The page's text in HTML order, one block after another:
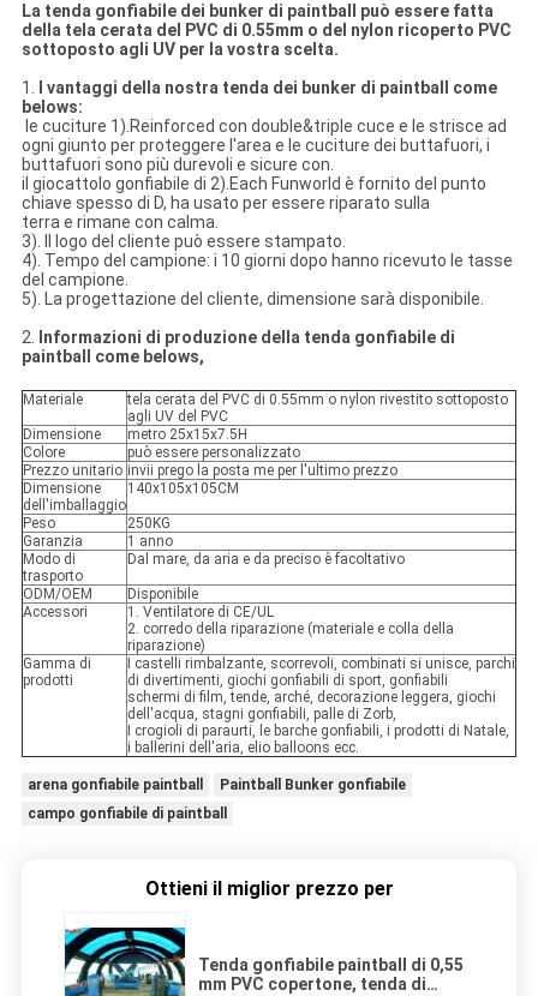
La tenda gonfiabile dei bunker di paintball può essere fatta
della tela cerata del PVC di 0.55mm o del nylon ricoperto PVC
sottoposto agli UV per la vostra scelta.
1.
I vantaggi della nostra tenda dei bunker di paintball come
belows:
le cuciture 1).Reinforced con double&triple cuce e le strisce ad
ogni giunto per proteggere l'area e le cuciture dei buttafuori, i
buttafuori sono più durevoli e sicure con.
il giocattolo gonfiabile di 2).Each Funworld è fornito del punto
chiave spesso di D, ha usato per essere riparato sulla
terra e rimane con calma.
3). Il logo del cliente può essere stampato.
4). Tempo del campione: i 10 giorni dopo hanno ricevuto le tasse
del campione.
5). La progettazione del cliente, dimensione sarà disponibile.
2. Informazioni di produzione della tenda gonfiabile di
paintball come belows,
Materiale
tela cerata del PVC di 0.55mm o nylon rivestito sottoposto
agli UV del PVC
Dimensione
metro 25x15x7.5H
Colore
può essere personalizzato
Prezzo unitario invii prego la posta me per l'ultimo prezzo
Dimensione
dell'imballaggio
140x105x105CM
Peso
250KG
Garanzia
1 anno
Modo di
trasporto
Dal mare, da aria e da preciso è facoltativo
ODM/OEM
Disponibile
Accessori
1. Ventilatore di CE/UL
2. corredo della riparazione (materiale e colla della
riparazione)
Gamma di
prodotti
I castelli rimbalzante, scorrevoli, combinati si unisce, parchi
di divertimenti, giochi gonfiabili di sport, gonfiabili
schermi di film, tende, arché, decorazione leggera, giochi
dell'acqua, stagni gonfiabili, palle di Zorb,
I crogioli di paraurti, le barche gonfiabili, i prodotti di Natale,
i ballerini dell'aria, elio balloons ecc.
arena gonfiabile paintball
Paintball Bunker gonfiabile
campo gonfiabile di paintball
Ottieni il miglior prezzo per
Tenda gonfiabile paintball di 0,55
mm PVC copertone, tenda di